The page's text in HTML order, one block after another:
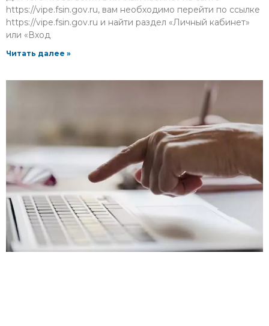
https://vipe.fsin.gov.ru, вам необходимо перейти по ссылке
https://vipe.fsin.gov.ru и найти раздел «Личный кабинет»
или «Вход
Читать далее »